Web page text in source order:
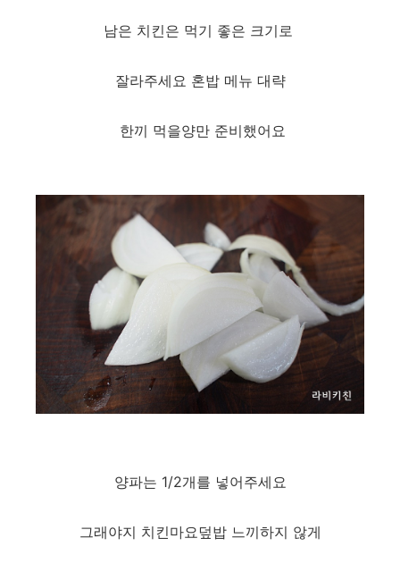
남은 치킨은 먹기 좋은 크기로
잘라주세요 혼밥 메뉴 대략
한끼 먹을양만 준비했어요
양파는 1/2개를 넣어주세요
그래야지 치킨마요덮밥 느끼하지 않게